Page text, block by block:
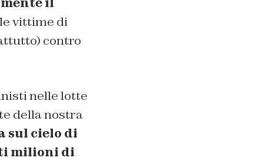
vittime di
contro
nelle lotte
della nostra
sul cielo di
milioni di